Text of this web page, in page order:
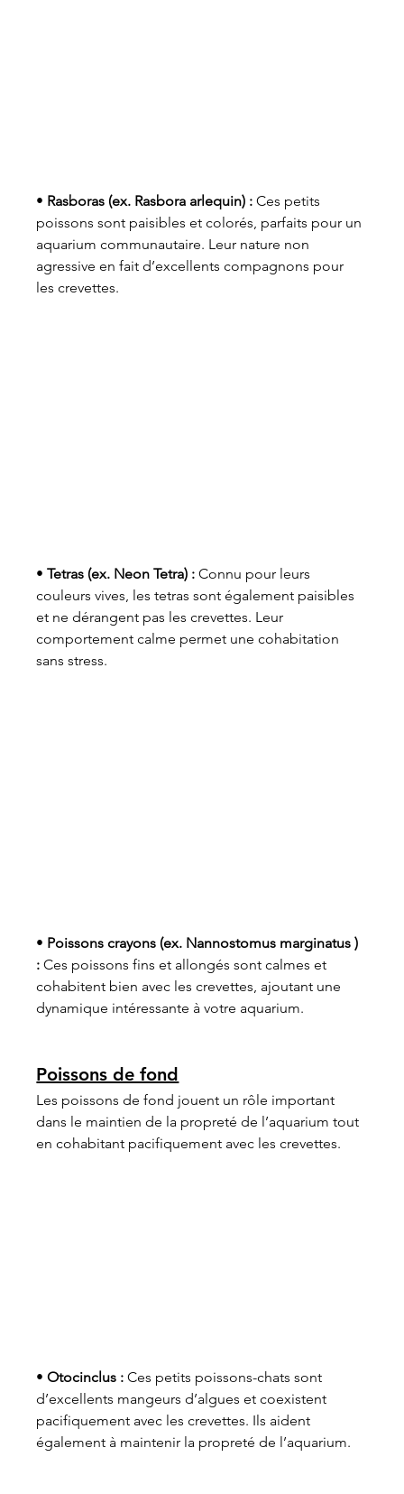
• Rasboras (ex. Rasbora arlequin) : Ces petits
poissons sont paisibles et colorés, parfaits pour un
aquarium communautaire. Leur nature non
agressive en fait d’excellents compagnons pour
les crevettes.
• Tetras (ex. Neon Tetra) : Connu pour leurs
couleurs vives, les tetras sont également paisibles
et ne dérangent pas les crevettes. Leur
comportement calme permet une cohabitation
sans stress.
• Poissons crayons (ex. Nannostomus marginatus )
: Ces poissons fins et allongés sont calmes et
cohabitent bien avec les crevettes, ajoutant une
dynamique intéressante à votre aquarium.
Poissons de fond
Les poissons de fond jouent un rôle important
dans le maintien de la propreté de l’aquarium tout
en cohabitant pacifiquement avec les crevettes.
• Otocinclus : Ces petits poissons-chats sont
d’excellents mangeurs d’algues et coexistent
pacifiquement avec les crevettes. Ils aident
également à maintenir la propreté de l’aquarium.